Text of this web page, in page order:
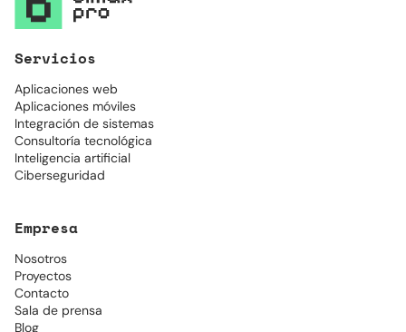
Servicios
Aplicaciones web
Aplicaciones móviles
Integración de sistemas
Consultoría tecnológica
Inteligencia artificial
Ciberseguridad
Empresa
Nosotros
Proyectos
Contacto
Sala de prensa
Blog